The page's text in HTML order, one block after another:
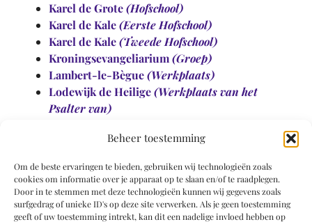
Beheer toestemming
Om de beste ervaringen te bieden, gebruiken wij technologieën zoals
cookies om informatie over je apparaat op te slaan en/of te raadplegen.
Door in te stemmen met deze technologieën kunnen wij gegevens zoals
surfgedrag of unieke ID's op deze site verwerken. Als je geen toestemming
geeft of uw toestemming intrekt, kan dit een nadelige invloed hebben op
Karel de Grote(Hofschool)
Karel de Kale(Eerste Hofschool)
Karel de Kale(Tweede Hofschool)
Kroningsevangeliarium(Groep)
Lambert-le-Bègue(Werkplaats)
Lodewijk de Heilige(Werkplaats van het
Psalter van)
Premonstratenzer Orde in het Maasland
(Werkplaats)
Reichenau (School)